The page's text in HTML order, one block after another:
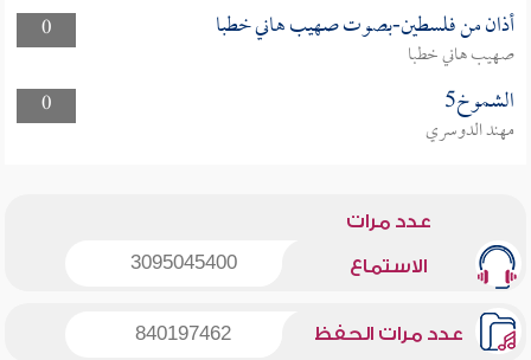
0
أذان من فلسطين-بصوت صهيب هاني خطبا
صهيب هاني خطبا
0
الشموخ5
مهند الدوسري
عدد مرات
الاستماع 3095045400
عدد مرات الحفظ 840197462